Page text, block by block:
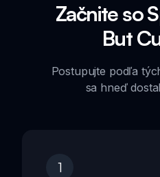
Začnite so
But
Postupujte podľa
sa hneď
1